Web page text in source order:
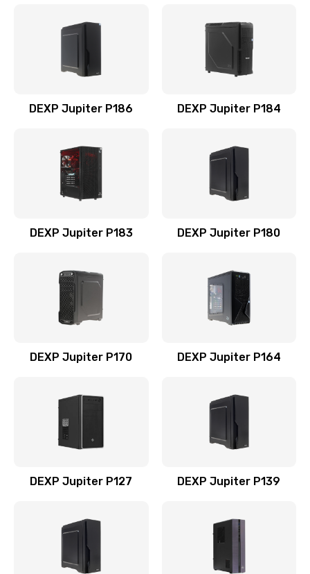
DEXP Jupiter P186 DEXP Jupiter P184
DEXP Jupiter P183 DEXP Jupiter P180
DEXP Jupiter P170 DEXP Jupiter P164
DEXP Jupiter P127 DEXP Jupiter P139